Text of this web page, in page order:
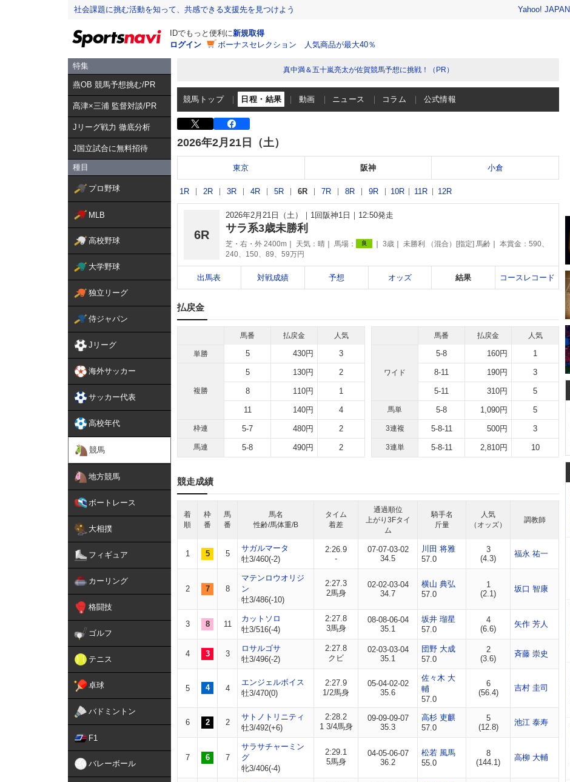
社会課題に挑む活動を知って、共感できる支援先を見つけよう Yahoo! JAPAN
IDでもっと便利に新規取得
ログイン
ボーナスセレクション 人気商品が最大40％
特集
燕OB 競馬予想挑む/PR
髙津×三浦 監督対談/PR
Jリーグ戦力 徹底分析
J国立試合に無料招待
種目
プロ野球
MLB
高校野球
大学野球
独立リーグ
侍ジャパン
Jリーグ
海外サッカー
サッカー代表
高校年代
競馬
地方競馬
ボートレース
大相撲
フィギュア
カーリング
格闘技
ゴルフ
テニス
卓球
バドミントン
F1
バレーボール
真中満＆五十嵐亮太が佐賀競馬予想に挑戦！（PR）
競馬トップ 日程・結果 動画 ニュース コラム 公式情報
2026年2月21日（土）
東京 阪神 小倉
1R 2R 3R 4R 5R 6R 7R 8R 9R 10R 11R 12R
6R
2026年2月21日（土） 1回阪神1日 12:50発走
サラ系3歳未勝利
芝・右・外 2400m 天気： 晴 馬場： 良 3歳 未勝利 （混合）[指定] 馬齢
本賞金：590、
240、150、89、59万円
出馬表 対戦成績 予想 オッズ 結果 コースレコード
払戻金
馬番 払戻金 人気
単勝 5 430円 3
複勝
5 130円 2
8 110円 1
11 140円 4
枠連 5-7 480円 2
馬連 5-8 490円 2
馬番 払戻金 人気
ワイド
5-8 160円 1
8-11 190円 3
5-11 310円 5
馬単 5-8 1,090円 5
3連複 5-8-11 500円 3
3連単 5-8-11 2,810円 10
競走成績
着
順
枠
番
馬
番
馬名
性齢/馬体重/B
タイム
着差
通過順位
上がり3Fタイ
ム
騎手名
斤量
人気
（オッズ）
調教師
1 5 5
サガルマータ
牡3/460(-2)
2:26.9
-
07-07-03-02
34.5
川田 将雅
57.0
3
(4.3)
福永 祐一
2 7 8
マテンロウオリジ
ン
牡3/486(-10)
2:27.3
2馬身
02-02-03-04
34.7
横山 典弘
57.0
1
(2.1)
坂口 智康
3 8 11
カットソロ
牡3/516(-4)
2:27.8
3馬身
08-08-06-04
35.1
坂井 瑠星
57.0
4
(6.6)
矢作 芳人
4 3 3
ロサルゴサ
牡3/496(-2)
2:27.8
クビ
02-03-03-04
35.1
団野 大成
57.0
2
(3.6)
斉藤 崇史
5 4 4
エンジェルボイス
牡3/470(0)
2:27.9
1/2馬身
05-04-02-02
35.6
佐々木 大
輔
57.0
6
(56.4)
吉村 圭司
6 2 2
サトノトリニティ
牡3/492(+6)
2:28.2
1 3/4馬身
09-09-09-07
35.3
高杉 吏麒
57.0
5
(12.8)
池江 泰寿
7 6 7
サラサチャーミン
グ
牝3/406(-4)
2:29.1
5馬身
04-05-06-07
36.2
松若 風馬
55.0
8
(144.1)
高柳 大輔